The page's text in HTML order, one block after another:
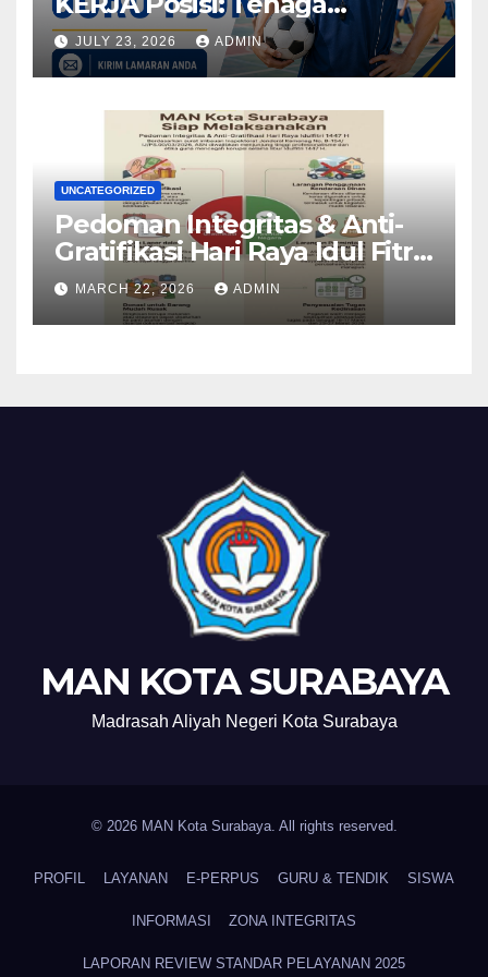
Pendidik
JULY 23, 2026 ADMIN
UNCATEGORIZED
Pedoman Integritas & Anti-
Gratifikasi Hari Raya Idul Fitri
1447 H
MARCH 22, 2026 ADMIN
MAN KOTA SURABAYA
Madrasah Aliyah Negeri Kota Surabaya
© 2026 MAN Kota Surabaya. All rights reserved.
PROFIL LAYANAN E-PERPUS GURU & TENDIK SISWA
INFORMASI ZONA INTEGRITAS
LAPORAN REVIEW STANDAR PELAYANAN 2025